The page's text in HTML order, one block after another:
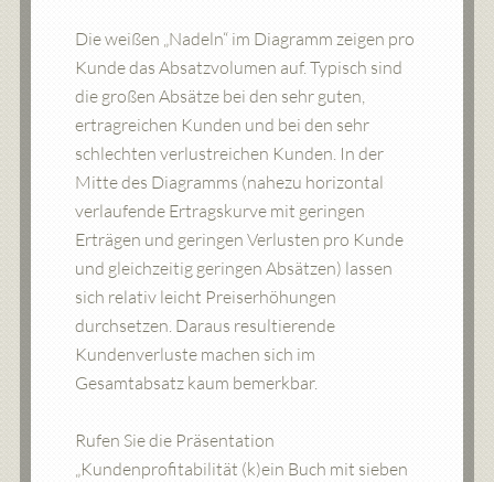
Die weißen „Nadeln“ im Diagramm zeigen pro
Kunde das Absatzvolumen auf. Typisch sind
die großen Absätze bei den sehr guten,
ertragreichen Kunden und bei den sehr
schlechten verlustreichen Kunden. In der
Mitte des Diagramms (nahezu horizontal
verlaufende Ertragskurve mit geringen
Erträgen und geringen Verlusten pro Kunde
und gleichzeitig geringen Absätzen) lassen
sich relativ leicht Preiserhöhungen
durchsetzen. Daraus resultierende
Kundenverluste machen sich im
Gesamtabsatz kaum bemerkbar.
Rufen Sie die Präsentation
„Kundenprofitabilität (k)ein Buch mit sieben